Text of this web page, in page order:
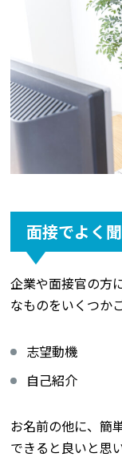
面接でよく
企業や面接官の方
なものをいくつか
志望動機
自己紹介
お名前の他に、簡
できると良いと思